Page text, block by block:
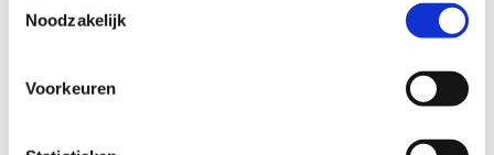
Noodzakelijk
Voorkeuren
een divers aanbod aan
. Ontdek hieronder
de workshopinhouden en schrijf je nadien in voor de
's Middags voorzien we een broodjeslunch, je gratis
aangeboden door de Vlaamse Trainersschool. Afsluiten